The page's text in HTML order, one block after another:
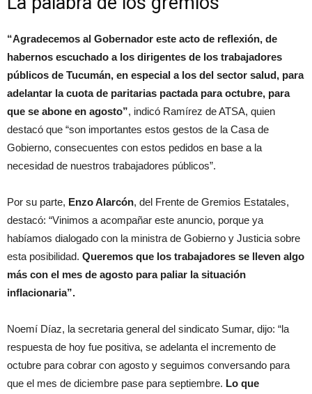
“Agradecemos al Gobernador este acto de reflexión, de
habernos escuchado a los dirigentes de los trabajadores
públicos de Tucumán, en especial a los del sector salud, para
adelantar la cuota de paritarias pactada para octubre, para
que se abone en agosto”, indicó Ramírez de ATSA, quien
destacó que “son importantes estos gestos de la Casa de
Gobierno, consecuentes con estos pedidos en base a la
necesidad de nuestros trabajadores públicos”.
Por su parte, Enzo Alarcón, del Frente de Gremios Estatales,
destacó: “Vinimos a acompañar este anuncio, porque ya
habíamos dialogado con la ministra de Gobierno y Justicia sobre
esta posibilidad. Queremos que los trabajadores se lleven algo
más con el mes de agosto para paliar la situación
inflacionaria”.
Noemí Díaz, la secretaria general del sindicato Sumar, dijo: “la
respuesta de hoy fue positiva, se adelanta el incremento de
octubre para cobrar con agosto y seguimos conversando para
que el mes de diciembre pase para septiembre. Lo que